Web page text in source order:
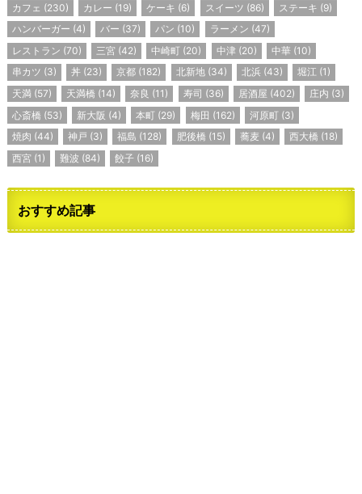
カフェ (230) カレー (19) ケーキ (6) スイーツ (86) ステーキ (9)
ハンバーガー (4) バー (37) パン (10) ラーメン (47)
レストラン (70) 三宮 (42) 中崎町 (20) 中津(20) 中華(10)
串カツ (3) 丼 (23) 京都 (182) 北新地(34) 北浜(43) 堀江 (1)
天満 (57) 天満橋 (14) 奈良 (11) 寿司 (36) 居酒屋 (402) 庄内 (3)
心斎橋 (53) 新大阪 (4) 本町 (29) 梅田 (162) 河原町 (3)
焼肉 (44) 神戸 (3) 福島 (128) 肥後橋 (15) 蕎麦(4) 西大橋 (18)
西宮(1) 難波 (84) 餃子 (16)
おすすめ記事